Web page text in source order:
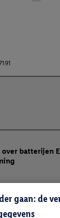
batterijen
gaan: de